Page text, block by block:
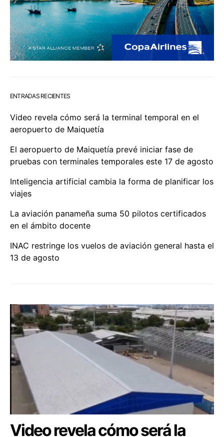
ENTRADAS RECIENTES
Video revela cómo será la terminal temporal en el
aeropuerto de Maiquetía
El aeropuerto de Maiquetía prevé iniciar fase de
pruebas con terminales temporales este 17 de agosto
Inteligencia artificial cambia la forma de planificar los
viajes
La aviación panameña suma 50 pilotos certificados
en el ámbito docente
INAC restringe los vuelos de aviación general hasta el
13 de agosto
Video revela cómo será la